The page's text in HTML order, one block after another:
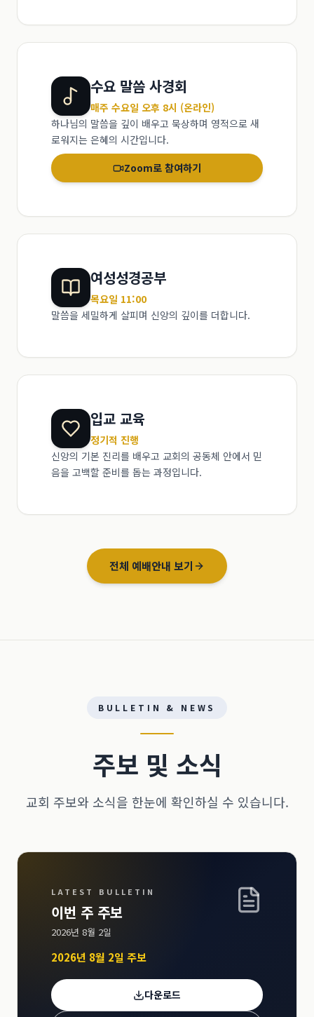
수요 말씀 사경회
매주 수요일 오후 8시 (온라인)
하나님의 말씀을 깊이 배우고 묵상하며 영적으로 새
로워지는 은혜의 시간입니다.
Zoom로 참여하기
여성성경공부
목요일 11:00
말씀을 세밀하게 살피며 신앙의 깊이를 더합니다.
입교 교육
정기적 진행
신앙의 기본 진리를 배우고 교회의 공동체 안에서 믿
음을 고백할 준비를 돕는 과정입니다.
전체 예배안내 보기
BULLETIN & NEWS
주보 및 소식
교회 주보와 소식을 한눈에 확인하실 수 있습니다.
LATEST BULLETIN
이번 주 주보
2026년 8월 2일
2026년 8월 2일 주보
다운로드